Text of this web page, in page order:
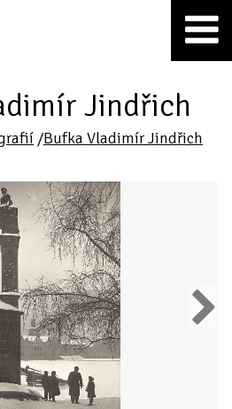
Jindřich
/Bufka Vladimír Jindřich
Next